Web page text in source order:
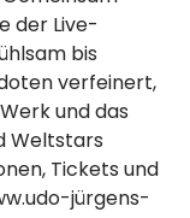
der Live-
bis
verfeinert,
und das
Weltstars
Tickets und
jürgens-